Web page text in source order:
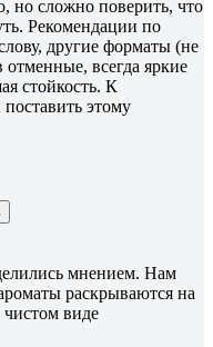
но сложно поверить, что
Рекомендации по
другие форматы (не
всегда яркие
стойкость. К
этому
мнением. Нам
раскрываются на
виде